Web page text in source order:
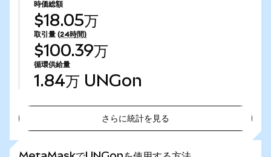
時価総額
$18.05万
取引量 (24時間)
$100.39万
循環供給量
1.84万 UNGon
さらに統計を見る